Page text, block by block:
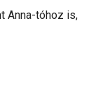
Anna-tóhoz is,